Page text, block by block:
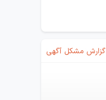
گزارش مشکل آگهی